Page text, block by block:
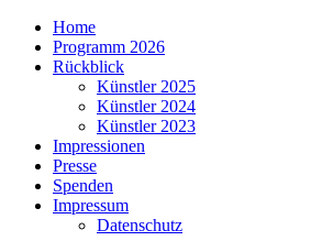
Home
Programm 2026
Rückblick
Künstler 2025
Künstler 2024
Künstler 2023
Impressionen
Presse
Spenden
Impressum
Datenschutz